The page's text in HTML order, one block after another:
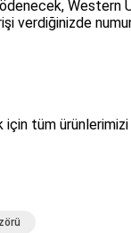
Western
verdiğinizde
için tüm ürünlerimizi